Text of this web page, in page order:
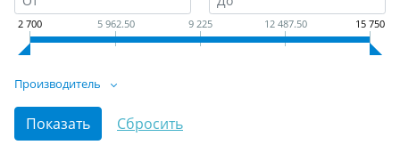
2 700 5 962.50 9 225 12 487.50 15 750
Производитель